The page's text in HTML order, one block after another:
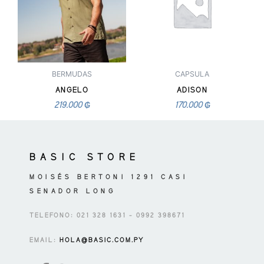
BERMUDAS
ANGELO
219.000₲
múltiples
variantes.
Las
opciones
se
pueden
elegir
en
producto
CAPSULA
ADISON
170.000₲
múltiples
variantes.
Las
pueden
elegir
en
BASIC STORE
MOISÉS BERTONI 1291 CASI
SENADOR LONG
TELEFONO: 021 328 1631 – 0992 398671
EMAIL: HOLA@BASIC.COM.PY